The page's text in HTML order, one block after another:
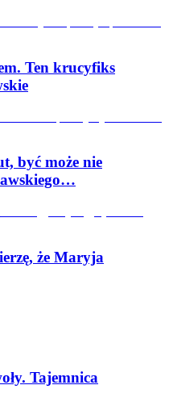
Ten krucyfiks
być może nie
że Maryja
Tajemnica